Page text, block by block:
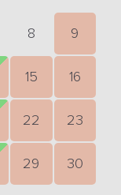
8 9
15 16
22 23
29 30